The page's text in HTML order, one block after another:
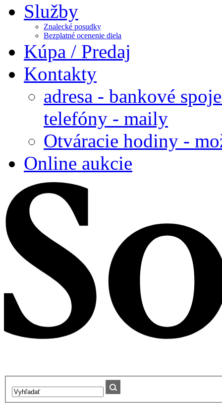
Služby
Znalecké posudky
Bezplatné ocenenie diela
Kúpa / Predaj
Kontakty
adresa - bankové
telefóny - maily
Otváracie hodiny -
Online aukcie